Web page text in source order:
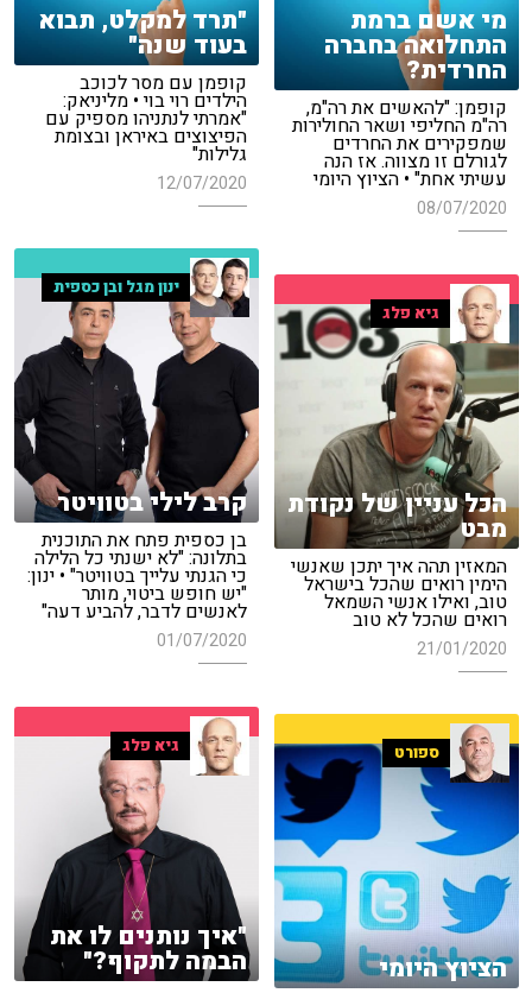
"תרד למקלט, תבוא
בעוד שנה"
קופמן עם מסר לכוכב
הילדים רוי בוי • מליניאק:
"אמרתי לנתניהו מספיק עם
הפיצוצים באיראן ובצומת
גלילות"
12/07/2020
מי אשם ברמת
התחלואה בחברה
החרדית?
קופמן: "להאשים את רה"מ,
רה"מ החליפי ושאר החולירות
שמפקירים את החרדים
לגורלם זו מצווה. אז הנה
עשיתי אחת" • הציוץ היומי
08/07/2020
ינון מגל ובן כספית
קרב לילי בטוויטר
בן כספית פתח את התוכנית
בתלונה: "לא ישנתי כל הלילה
כי הגנתי עלייך בטוויטר" • ינון:
"יש חופש ביטוי, מותר
לאנשים לדבר, להביע דעה"
01/07/2020
גיא פלג
הכל עניין של נקודת
מבט
המאזין תהה איך יתכן שאנשי
הימין רואים שהכל בישראל
טוב, ואילו אנשי השמאל
רואים שהכל לא טוב
21/01/2020
גיא פלג
"איך נותנים לו את
הבמה לתקוף?"
ספורט
הציוץ היומי